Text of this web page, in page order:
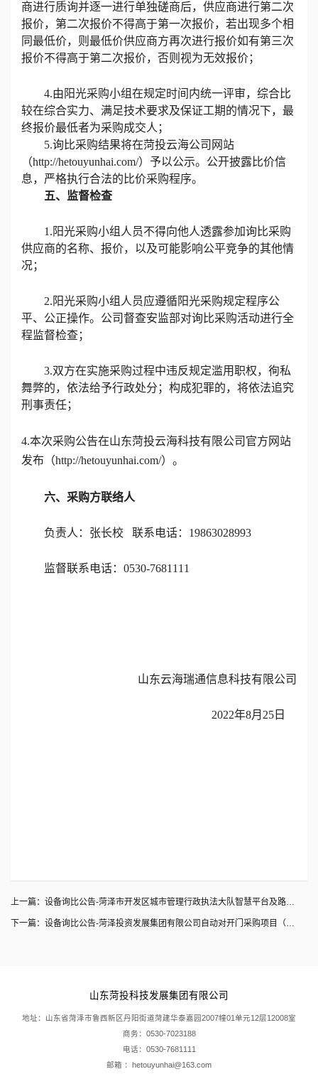
商进行质询并逐一进行单独磋商后， 供应商进行第二次
报价， 第二次报价不得高于第一次报价， 若出现多个相
同最低价，则最低价供应商方再次进行报价如有第三次
报价不得高于第二次报价，否则视为无效报价；
4.由阳光采购小组在规定时间内统一评审，综合比
较在综合实力、满足技术要求及保证工期的情况下， 最
终报价最低者为采购成交人 ；
5.询比采购结果将在菏投云海公司网站
（http://hetouyunhai.com/）予以公示。公开披露比价信
息，严格执行合法的比价采购程序。
五、监督检查
1.阳光采购小组人员不得向他人透露参加询比采购
供应商的名称、报价，以及可能影响公平竞争的其他情
况；
2.阳光采购小组人员应遵循阳光采购规定程序公
平、公正操作。公司督查安监部对询比采购活动进行全
程监督检查；
3.双方在实施采购过程中违反规定滥用职权，徇私
舞弊的，依法给予行政处分；构成犯罪的，将依法追究
刑事责任；
4.本次采购公告在山东菏投云海科技有限公司官方网站
发布 （http://hetouyunhai.com/）。
六、采购方联络人
负责人 ： 张长校 联系电话： 19863028993
监督联系电话： 0530-7681111
山东云海瑞通信息科技有限公司
2022年8月 25 日
上一篇：
下一篇：
山东菏投科技发展集团有限公司
地址：山东省菏泽市鲁西新区丹阳街道菏建华泰嘉园2007幢01单元12层12008室
商务：0530-7023188
电话：0530-7681111
邮箱 ：hetouyunhai@163.com